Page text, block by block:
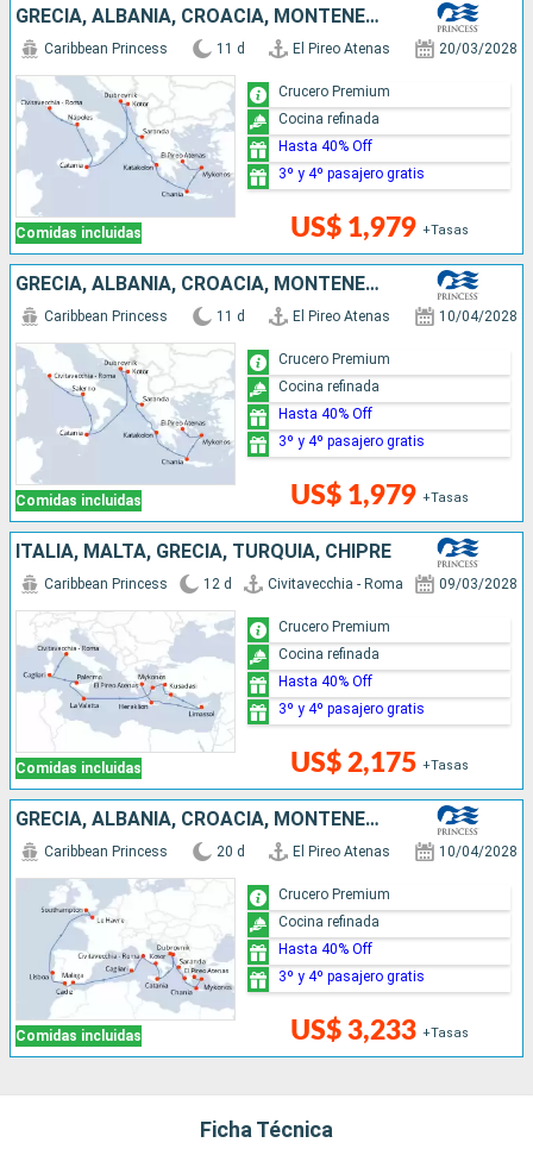
GRECIA, ALBANIA, CROACIA, MONTENEGRO, ITALIA
Comidas incluidas
Caribbean Princess 11 d El Pireo Atenas 20/03/2028
US$ 1,979 +Tasas
Crucero Premium
Cocina refinada
Hasta 40% Off
3º y 4º pasajero gratis
GRECIA, ALBANIA, CROACIA, MONTENEGRO, ITALIA
Comidas incluidas
Caribbean Princess 11 d El Pireo Atenas 10/04/2028
US$ 1,979 +Tasas
Crucero Premium
Cocina refinada
Hasta 40% Off
3º y 4º pasajero gratis
ITALIA, MALTA, GRECIA, TURQUÍA, CHIPRE
Comidas incluidas
Caribbean Princess 12 d Civitavecchia - Roma 09/03/2028
US$ 2,175 +Tasas
Crucero Premium
Cocina refinada
Hasta 40% Off
3º y 4º pasajero gratis
GRECIA, ALBANIA, CROACIA, MONTENEGRO, ITALIA, ESPAÑA, PORTUGAL, FRANCIA, REINO UNIDO
Comidas incluidas
Caribbean Princess 20 d El Pireo Atenas 10/04/2028
US$ 3,233 +Tasas
Crucero Premium
Cocina refinada
Hasta 40% Off
3º y 4º pasajero gratis
Ficha Técnica